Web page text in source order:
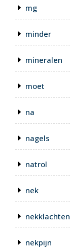
mg
minder
mineralen
moet
na
nagels
natrol
nek
nekklachten
nekpijn